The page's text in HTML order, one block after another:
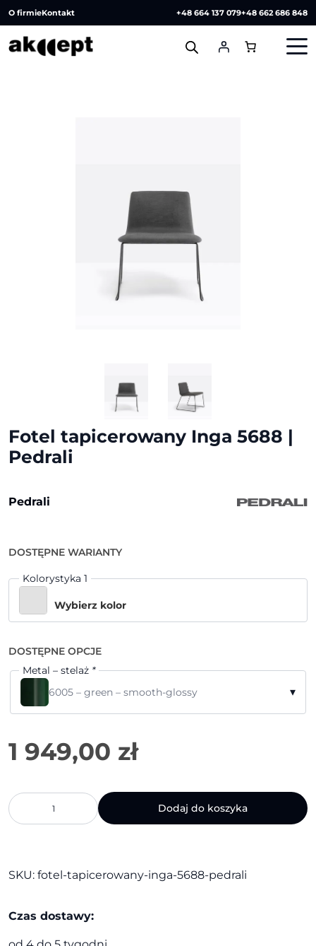
O firmieKontakt +48 664 137 079+48 662 686 848
Fotel tapicerowany Inga 5688 |
Pedrali
Pedrali
DOSTĘPNE WARIANTY
Kolorystyka 1
Wybierz kolor
DOSTĘPNE OPCJE
Metal – stelaż *
6005 – green – smooth-glossy
▾
ilość
Fotel
tapicerowany
|
Dodaj do koszyka
SKU: fotel-tapicerowany-inga-5688-pedrali
Czas dostawy: